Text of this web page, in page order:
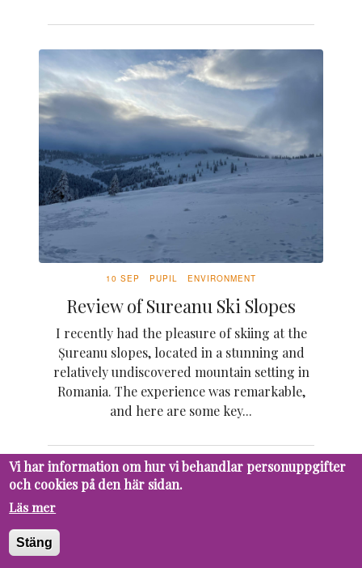
10 SEP PUPIL ENVIRONMENT
Review of Sureanu Ski Slopes
I recently had the pleasure of skiing at the
Șureanu slopes, located in a stunning and
relatively undiscovered mountain setting in
Romania. The experience was remarkable,
and here are some key...
16 MAY PUPIL
planets liv. Djurparker lockar besökare med
Vi har information om hur vi behandlar personuppgifter
och cookies på den här sidan.
Läs mer
Stäng